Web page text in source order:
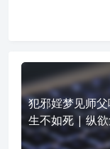
犯邪婬梦见师
生不如死 | 纵